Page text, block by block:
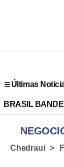
Últimas
BRASIL
Chedraui